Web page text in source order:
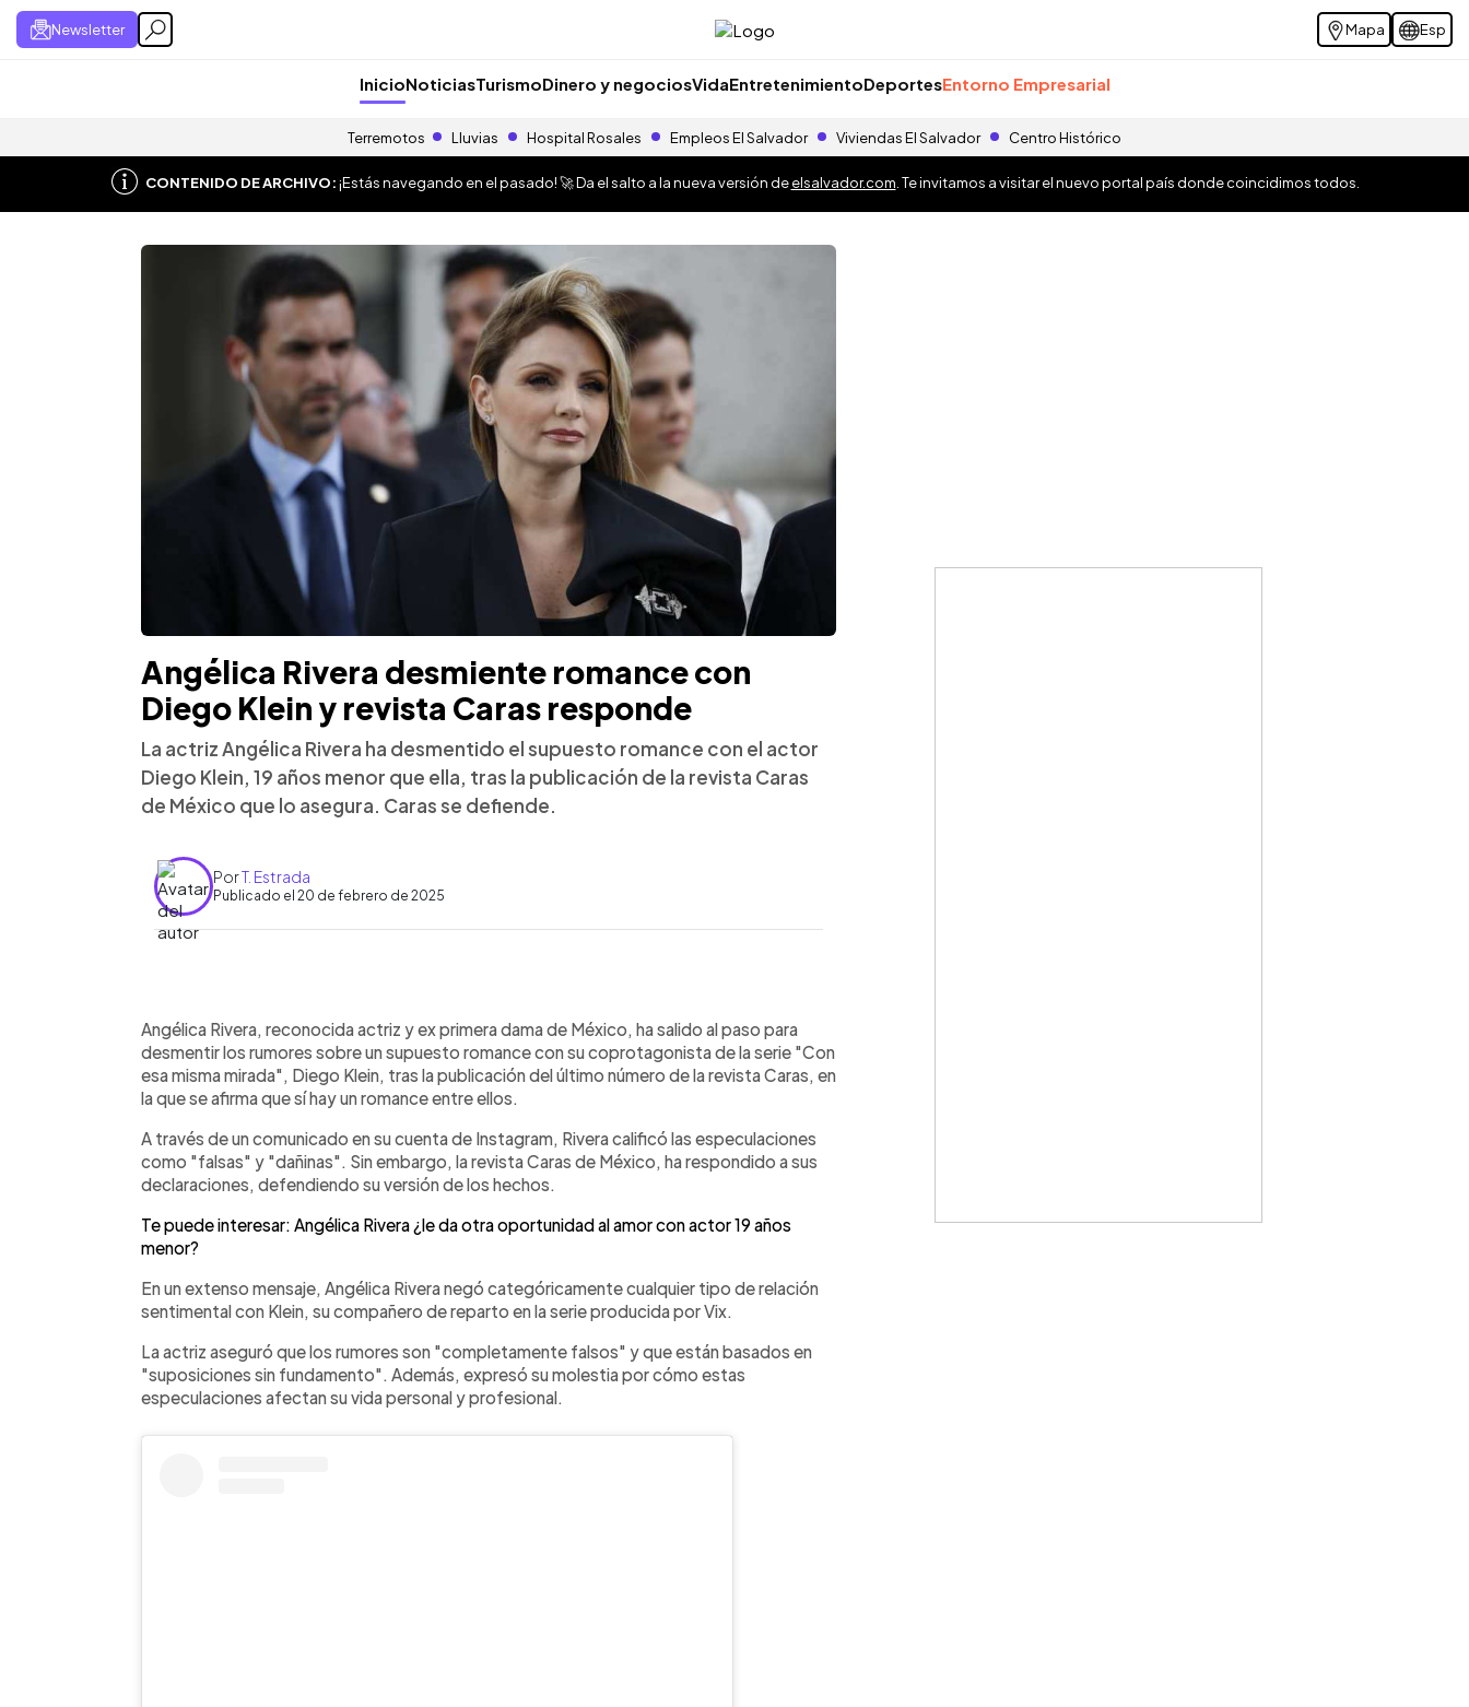
Newsletter Mapa Esp
InicioNoticiasTurismoDinero y negociosVidaEntretenimientoDeportesEntorno Empresarial
Terremotos Lluvias Hospital Rosales Empleos El Salvador Viviendas El Salvador Centro Histórico
CONTENIDO DE ARCHIVO:¡Estás navegando en el pasado! 🚀 Da el salto a la nueva versión deelsalvador.com . Te invitamos a visitar el nuevo portal país donde coincidimos todos.
Angélica Rivera desmiente romance con
Diego Klein y revista Caras responde
La actriz Angélica Rivera ha desmentido el supuesto romance con el actor
Diego Klein, 19 años menor que ella, tras la publicación de la revista Caras
de México que lo asegura. Caras se defiende.
PorT. Estrada
Publicado el 20 de febrero de 2025
► Escuchar artículo
Angélica Rivera, reconocida actriz y ex primera dama de México, ha salido al paso para
desmentir los rumores sobre un supuesto romance con su coprotagonista de la serie "Con
esa misma mirada", Diego Klein, tras la publicación del último número de la revista Caras, en
la que se afirma que sí hay un romance entre ellos.
A través de un comunicado en su cuenta de Instagram, Rivera calificó las especulaciones
como "falsas" y "dañinas". Sin embargo, la revista Caras de México, ha respondido a sus
declaraciones, defendiendo su versión de los hechos.
Te puede interesar: Angélica Rivera ¿le da otra oportunidad al amor con actor 19 años
menor?
En un extenso mensaje, Angélica Rivera negó categóricamente cualquier tipo de relación
sentimental con Klein, su compañero de reparto en la serie producida por Vix.
La actriz aseguró que los rumores son "completamente falsos" y que están basados en
"suposiciones sin fundamento". Además, expresó su molestia por cómo estas
especulaciones afectan su vida personal y profesional.